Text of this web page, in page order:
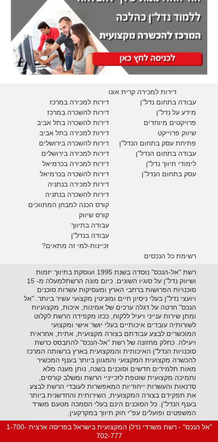
דירות למכירה קרית אונו
דירות למכירה במרכז
דירות להשכרה במרכז
דירות להשכרה בתל אביב
דירות למכירה בתל אביב
דירות להשכרה בירושלים
דירות למכירה בירושלים
דירות למכירה בכרמיאל
דירות להשכרה בכרמיאל
דירות למכירה בנתניה
דירות להשכרה בנתניה
קורס הכנה למבחן המתווכים
קורס שיווק
עבודה בתיווך
עבודה בנדל"ן
זכיינות-למי זה מתאים?
עבודה בתחום נדל"ן
מידע על נדל"ן
פרויקטים מיוחדים
שיווק פרוייקט
פתיחת עסק בתחום הנדל"ן
עבודה בתחום הנדל"ן
לימודי תיווך נדל"ן
עסק בתחום הנדל"ן
רשימת כל הנכסים
רשת "אל-הנכס" נוסדה בשנת 1995 ועוסקת בתיווך יזמות
ושיווק נדל"ן על סוגיו השונים. כיום מונה הרשתלמעלה מ- 15
סוכנויות הפרושות ברחבי הארץ ומעסיקות עשרות סוכנים
ויועצי נדל"ן בעלי ניסיון חיים ומוניטין מקצועי עשיר ביותר. "אל
הנכס" חרטה על דגלה ערכים של אמינות, איכות, מקצועיות
ומתן שירות ענייני ויעיל ללקוח, ככזו מקפידה הרשת לקלוט
לשורותיה עובדים איכותיים בעלי יושר אישי ומקצועי
המוכשרים לבצע עבודתם בצורה מקצועית, אתית, אחראית
ויעילה. כחלק מחזונה של רשת "אל-הנכס" להתבסס כרשת
סוכנויות הנדל"ן האיכותית והמקצועית בארץ ברשותה המרכז
להכשרה מקצועית המקצועי והמגוון ביותר בענף המכשיר
מאות תלמידים חדשים וסוכנים בשנה, נותן מענה מלא
ותמיכה מקצועית שוטפת לזכייניי הרשת ומשלב קורסים,
סדנאות והעשרות ייחודיות המאפשרות לעובדי הרשת לבצע
את תפקידם בצורה המקצועית, השירותית והחדשנית ביותר
בענף הנדל"ן. כל הסוכנים הינם בעלי הסמכה מטעם משרד
המשפטים ופועלים עפ"י חוק תיווך במקרקעין.
"אל הנכס" - רשת משרדי נדלן המקצועית בישראל בפריסה ארצית 1-700-
702-777